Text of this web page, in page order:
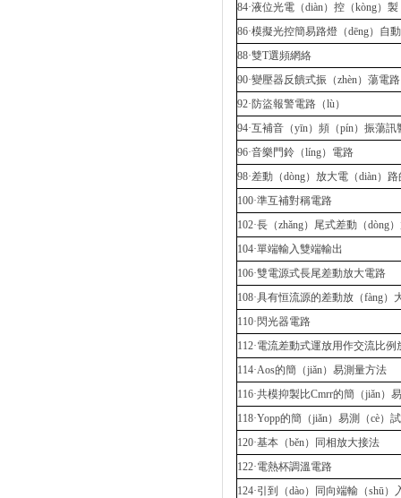
84·液位光電（diàn）控（kòng）製
86·模擬光控簡易路燈（dēng）自
88·雙T選頻網絡
90·變壓器反饋式振（zhèn）蕩電路
92·防盜報警電路（lù）
94·互補音（yīn）頻（pín）振蕩訊
96·音樂門鈴（líng）電路
98·差動（dòng）放大電（diàn）
100·準互補對稱電路
102·長（zhǎng）尾式差動（dòng
104·單端輸入雙端輸出
106·雙電源式長尾差動放大電路
108·具有恒流源的差動放（fàng）
110·閃光器電路
112·電流差動式運放用作交流比例
114·Aos的簡（jiǎn）易測量方法
116·共模抑製比Cmrr的簡（jiǎn）
118·Yopp的簡（jiǎn）易測（cè）
120·基本（běn）同相放大接法
122·電熱杯調溫電路
124·引到（dào）同向端輸（shū）